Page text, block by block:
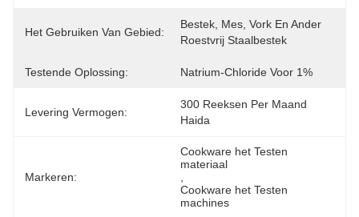
Het Gebruiken Van Gebied:
Bestek, Mes, Vork En Ander
Roestvrij Staalbestek
Testende Oplossing: Natrium-Chloride Voor 1%
Levering Vermogen:
300 Reeksen Per Maand
Haida
Markeren:
Cookware het Testen
materiaal
Cookware het Testen
machines